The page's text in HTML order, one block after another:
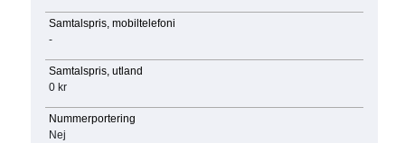
Samtalspris, mobiltelefoni
-
Samtalspris, utland
0 kr
Nummerportering
Nej